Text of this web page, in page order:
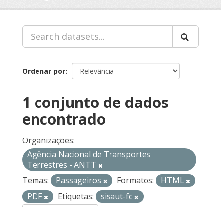
Ordenar por
1 conjunto de dados
encontrado
Organizações:
Agência Nacional de Transportes
Terrestres - ANTT
Temas:
Passageiros Formatos:
HTML
PDF
Etiquetas: sisaut-fc